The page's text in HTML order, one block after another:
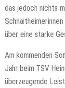
das jedoch nichts
über eine starke
Am kommenden
Jahr beim TSV
überzeugende